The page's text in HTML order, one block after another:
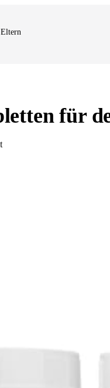
Eltern
für